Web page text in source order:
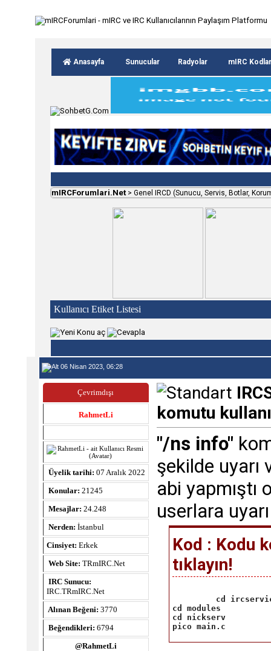
Anasayfa Sunucular Radyolar mIRC Kodlar
mIRCForumlari.Net > Genel IRCD (Sunucu, Servis, Botlar,
Kullanıcı Etiket Listesi
06 Nisan 2023, 06:28
Çevrimdışı
RahmetLi
Üyelik tarihi: 07 Aralık 2022
Konular: 21245
Mesajlar: 24.248
Nerden: İstanbul
Cinsiyet: Erkek
Web Site: TRmIRC.Net
IRC Sunucu:
IRC.TRmIRC.Net
Alınan Beğeni: 3770
Beğendikleri: 6794
@RahmetLi
komutu
"/ns info"
şekilde uyarı
abi yapmıştı
userlara
Kod : Kodu
tıklayın!
cd
cd modules
cd nickserv
pico main.c